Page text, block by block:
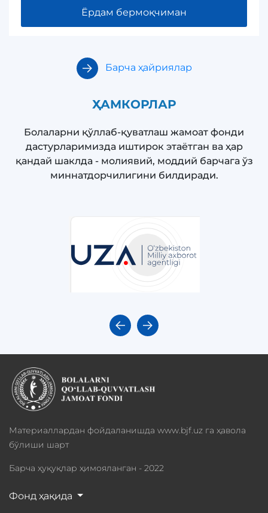
Ёрдам бермоқчиман
Барча ҳайриялар
ҲАМКОРЛАР
Болаларни қўллаб-қуватлаш жамоат фонди
дастурларимизда иштирок этаётган ва ҳар
қандай шаклда - молиявий, моддий барчага ўз
миннатдорчилигини билдиради.
Материаллардан фойдаланишда www.bjf.uz га ҳавола
бўлиши шарт
Барча ҳуқуқлар ҳимояланган - 2022
Фонд ҳақида